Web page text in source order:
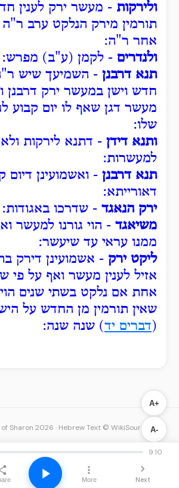
ולירקות - מעשר ירק לענין
תורמין מירק הנלקט ערב
אחר ר"ה:
ולנדרים - לקמן (ע"ב) מפרש:
תנא דרבנן - השמיעך שיש
חדש וישן במעשר ירק דרבנן
מעשר דגן שאף לו יום קבוע
שלו:
ותנא דידן - דתנא לירקות
למעשרות:
תנא דרבנן - ואשמועינן דיום
דאורייתא:
ירק הנאגד - שדרכו באגודות:
משיאגד - הוי גורנו למעשר
ממנו עראי עד שיעשר:
ליקט ירק - אשמועינן דירק
אזיל לענין מעשר ואף על פי
אחת אם נלקט בשתי שנים
שאין תורמין מן החדש על
(דברים יד) שנה שנה:
A+
A-
9:10
More Next
Sharon 2026 · Hebrew Text © WikiSource